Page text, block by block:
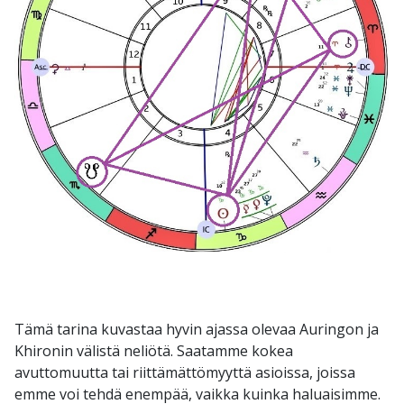
Tämä tarina kuvastaa hyvin ajassa olevaa Auringon ja
Khironin välistä neliötä. Saatamme kokea
avuttomuutta tai riittämättömyyttä asioissa, joissa
emme voi tehdä enempää, vaikka kuinka haluaisimme.